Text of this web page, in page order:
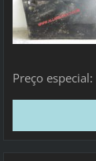
Preço especial: